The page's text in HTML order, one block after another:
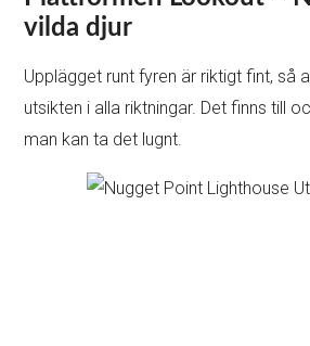
vilda djur
Upplägget runt fyren är riktigt fint, så
utsikten i alla riktningar. Det finns till
man kan ta det lugnt.